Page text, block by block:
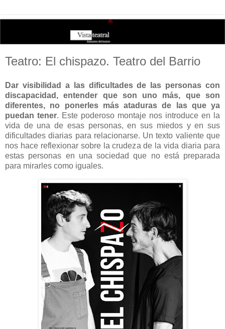
Teatro: El chispazo. Teatro del Barrio
Dar visibilidad a las dificultades de las personas con
discapacidad, entender que son uno más, que son
diferentes, no ponerles más ataduras de las que ya
puedan tener. Este poderoso montaje nos introduce en la
vida de una de esas personas, en sus miedos y en sus
dificultades diarias para relacionarse. Un texto valiente que
nos hace reflexionar sobre la crudeza de la vida diaria para
estas personas en una sociedad que no está preparada
para mirarles como iguales.